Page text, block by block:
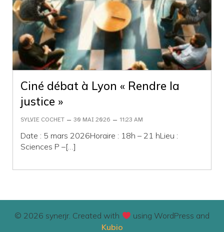
Ciné débat à Lyon « Rendre la
justice »
SYLVIE COCHET – 30 MAI 2026 – 11:23 AM
Date : 5 mars 2026Horaire : 18h – 21 hLieu :
Sciences P –[…]
© 2026 synerjr. Created with
using WordPress and
Kubio